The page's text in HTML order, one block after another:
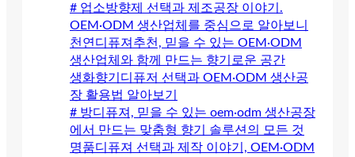
# 업소방향제 선택과 제조공장 이야기.
OEM·ODM 생산업체를 중심으로 알아보니
천연디퓨져추천, 믿을 수 있는 OEM·ODM
생산업체와 함께 만드는 향기로운 공간
생화향기디퓨저 선택과 OEM·ODM 생산공
장 활용법 알아보기
# 방디퓨져, 믿을 수 있는 oem·odm 생산공장
에서 만드는 맞춤형 향기 솔루션의 모든 것
명품디퓨져 선택과 제작 이야기, OEM·ODM